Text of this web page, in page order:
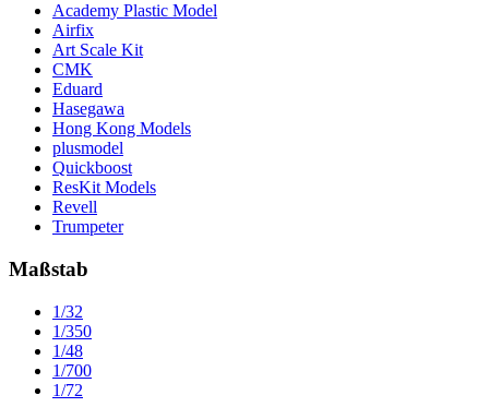
Academy Plastic Model
Airfix
Art Scale Kit
CMK
Eduard
Hasegawa
Hong Kong Models
plusmodel
Quickboost
ResKit Models
Revell
Trumpeter
Maßstab
1/32
1/350
1/48
1/700
1/72